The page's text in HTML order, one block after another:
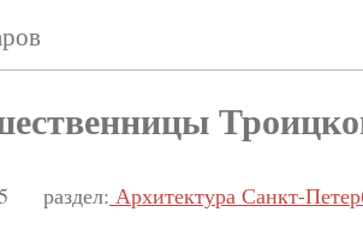
раздел: Архитектура Санкт-